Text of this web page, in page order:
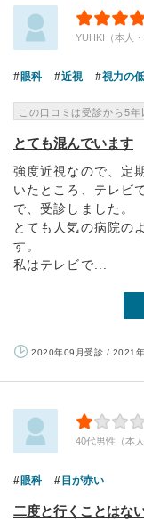
YUHKI（本人
眼科 近視 視力の
この口コミは受診から5年
とても混んでいます
強度近視なので、定
いたところ、テレビ
で、受診しました。
とても人気の病院の
す。
私はテレビで...
2020年09月受診 / 2021
40代男性（本
眼科 目が赤い
二度と行くことはな